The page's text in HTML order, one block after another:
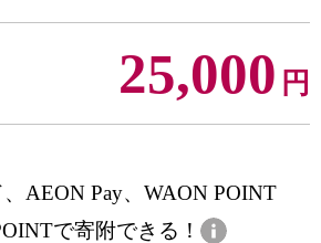
25,000 円
AEON Pay、WAON POINT
で寄附できる！